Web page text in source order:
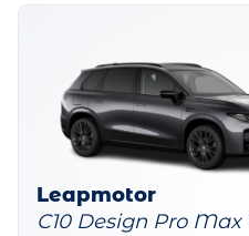
Leapmotor
C10 Design Pro